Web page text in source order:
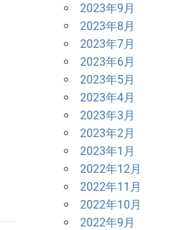
2023年9月
2023年8月
2023年7月
2023年6月
2023年5月
2023年4月
2023年3月
2023年2月
2023年1月
2022年12月
2022年11月
2022年10月
2022年9月